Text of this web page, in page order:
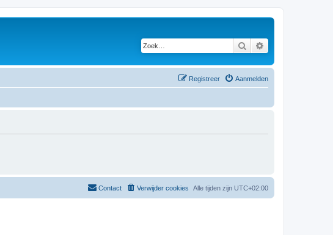
Zoek
Aanmelden
Registreer
Alle tijden zijn UTC+02:00
Verwijder cookies
Contact